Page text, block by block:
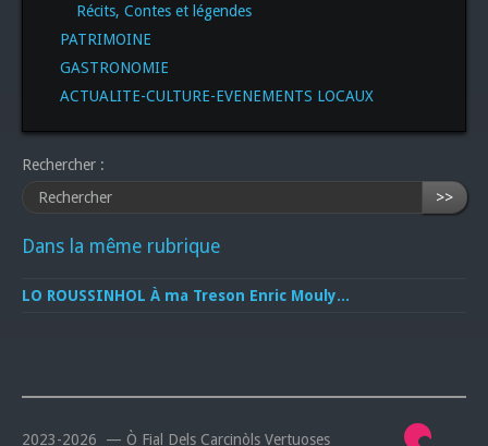
Récits, Contes et légendes
PATRIMOINE
GASTRONOMIE
ACTUALITE-CULTURE-EVENEMENTS LOCAUX
Rechercher :
>>
Dans la même rubrique
LO ROUSSINHOL À ma Treson Enric Mouly...
2023-2026 — Ò Fial Dels Carcinòls Vertuoses